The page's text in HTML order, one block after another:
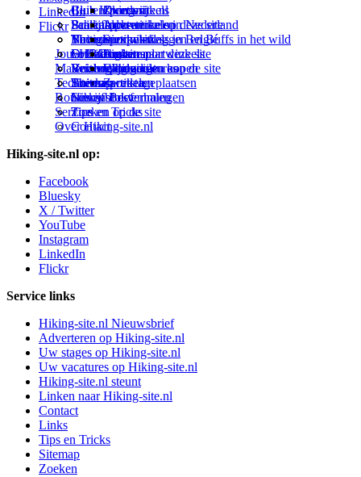
LinkedIn
Flickr
Jouw Hiking-site.nl
Club Hiking-site.nl
Schrijfblok-artikelen
Virtuele exposities
Fotoalbums
Materialen: kiezen en kopen
Buitensportwinkels
Buitensportwinkels in Nederland
Buitensportwinkels in Belgié
Online buitensportwinkels
Reisboekhandels
Technieken
Navigatie
EHBO
Verzorging
Thema-artikelen
Routes en Bestemmingen
Zweden
Paalkamperen
Thema-artikelen
Andorra
Catalonië
Zweden
Schrijfblokverhalen
Service
Buitensportvacatures
Buitensportstageplaatsen
Links
Tips en Tricks
Over Hiking-site.nl
Over mij
Adverteren op deze site
Summit-vlaggen en Buffs in het wild
Linken naar deze site
Wijzigingen aan de site
Sitemap
Nieuwsbrief
Zoeken op de site
Contact
Hiking-site.nl op:
Facebook
Bluesky
X / Twitter
YouTube
Instagram
LinkedIn
Flickr
Service links
Hiking-site.nl Nieuwsbrief
Adverteren op Hiking-site.nl
Uw stages op Hiking-site.nl
Uw vacatures op Hiking-site.nl
Hiking-site.nl steunt
Linken naar Hiking-site.nl
Contact
Links
Tips en Tricks
Sitemap
Zoeken